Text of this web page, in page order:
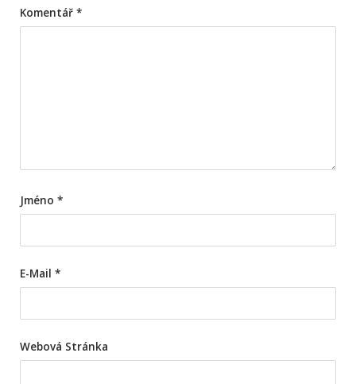
Komentář *
Jméno *
E-Mail *
Webová Stránka